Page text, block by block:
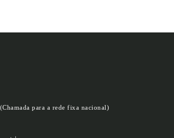
(Chamada para a rede fixa nacional)